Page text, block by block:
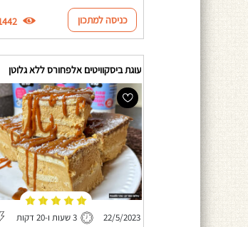
כניסה למתכון 1442
עוגת ביסקוויטים אלפחורס ללא גלוטן
22/5/2023 3 שעות ו-20 דקות